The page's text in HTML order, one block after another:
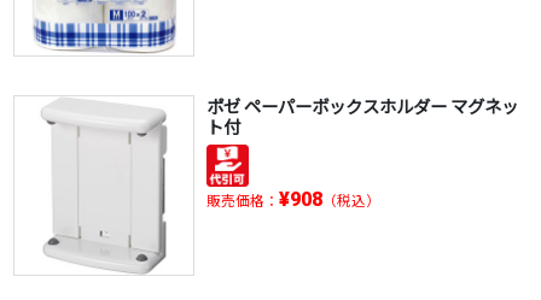
ポゼ ペーパーボックスホルダー マグネッ
ト付
販売価格： ¥908（税込）